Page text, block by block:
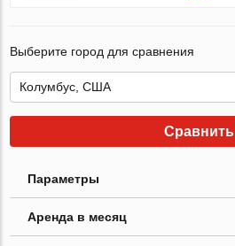
Выберите город для сравнения
Сравнить
Параметры
Аренда в месяц